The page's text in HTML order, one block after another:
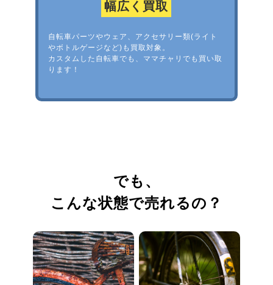
幅広く買取
自転車パーツやウェア、アクセサリー類(ライト
やボトルゲージなど)も買取対象。
カスタムした自転車でも、ママチャリでも買い取
ります！
でも、
こんな状態で売れるの？